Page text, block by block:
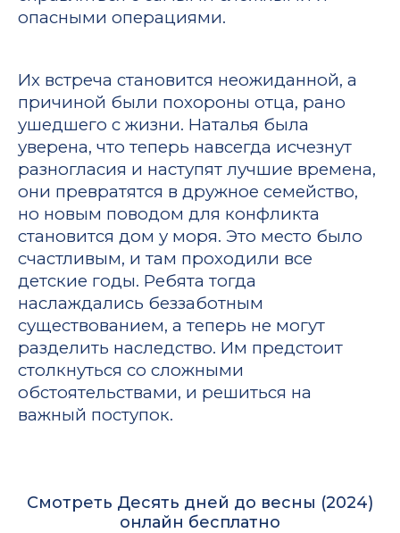
опасными операциями.
Их встреча становится неожиданной, а
причиной были похороны отца, рано
ушедшего с жизни. Наталья была
уверена, что теперь навсегда исчезнут
разногласия и наступят лучшие времена,
они превратятся в дружное семейство,
но новым поводом для конфликта
становится дом у моря. Это место было
счастливым, и там проходили все
детские годы. Ребята тогда
наслаждались беззаботным
существованием, а теперь не могут
разделить наследство. Им предстоит
столкнуться со сложными
обстоятельствами, и решиться на
важный поступок.
Смотреть Десять дней до весны (2024)
онлайн бесплатно